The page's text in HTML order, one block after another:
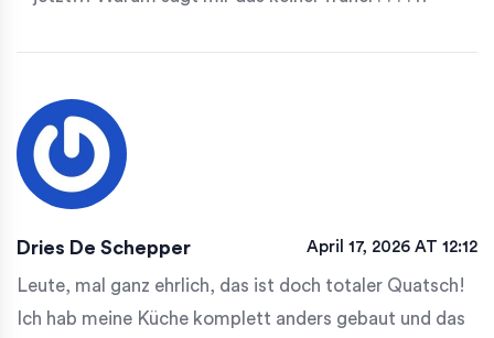
Dries De Schepper April 17, 2026 AT 12:12
Leute, mal ganz ehrlich, das ist doch totaler Quatsch!
Ich hab meine Küche komplett anders gebaut und das